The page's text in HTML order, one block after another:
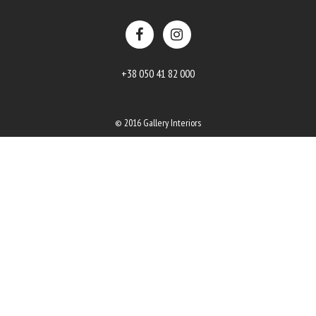
+38 050 41 82 000
© 2016 Gallery Interiors